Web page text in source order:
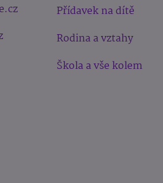
Přídavek na dítě
Rodina a vztahy
Škola a vše kolem